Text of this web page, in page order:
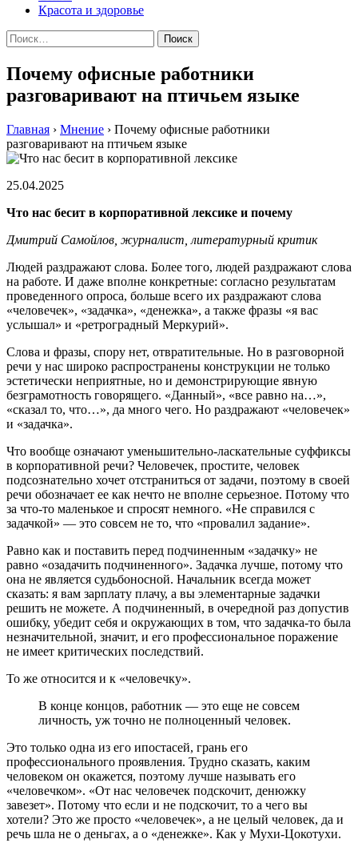
Красота и здоровье
Найти:
Почему офисные работники
разговаривают на птичьем языке
Главная › Мнение › Почему офисные работники
разговаривают на птичьем языке
25.04.2025
Что нас бесит в корпоративной лексике и почему
Дмитрий Самойлов, журналист, литературный критик
Людей раздражают слова. Более того, людей раздражают слова
на работе. И даже вполне конкретные: согласно результатам
проведенного опроса, больше всего их раздражают слова
«человечек», «задачка», «денежка», а также фразы «я вас
услышал» и «ретроградный Меркурий».
Слова и фразы, спору нет, отвратительные. Но в разговорной
речи у нас широко распространены конструкции не только
эстетически неприятные, но и демонстрирующие явную
безграмотность говорящего. «Данный», «все равно на…»,
«сказал то, что…», да много чего. Но раздражают «человечек»
и «задачка».
Что вообще означают уменьшительно-ласкательные суффиксы
в корпоративной речи? Человечек, простите, человек
подсознательно хочет отстраниться от задачи, поэтому в своей
речи обозначает ее как нечто не вполне серьезное. Потому что
за что-то маленькое и спросят немного. «Не справился с
задачкой» — это совсем не то, что «провалил задание».
Равно как и поставить перед подчиненным «задачку» не
равно «озадачить подчиненного». Задачка лучше, потому что
она не является судьбоносной. Начальник всегда может
сказать: я вам зарплату плачу, а вы элементарные задачки
решить не можете. А подчиненный, в очередной раз допустив
ошибку, убедит себя и окружающих в том, что задачка-то была
незначительной, значит, и его профессиональное поражение
не имеет критических последствий.
То же относится и к «человечку».
В конце концов, работник — это еще не совсем
личность, уж точно не полноценный человек.
Это только одна из его ипостасей, грань его
профессионального проявления. Трудно сказать, каким
человеком он окажется, поэтому лучше называть его
«человечком». «От нас человечек подскочит, денюжку
завезет». Потому что если и не подскочит, то а чего вы
хотели? Это же просто «человечек», а не целый человек, да и
речь шла не о деньгах, а о «денежке». Как у Мухи-Цокотухи.